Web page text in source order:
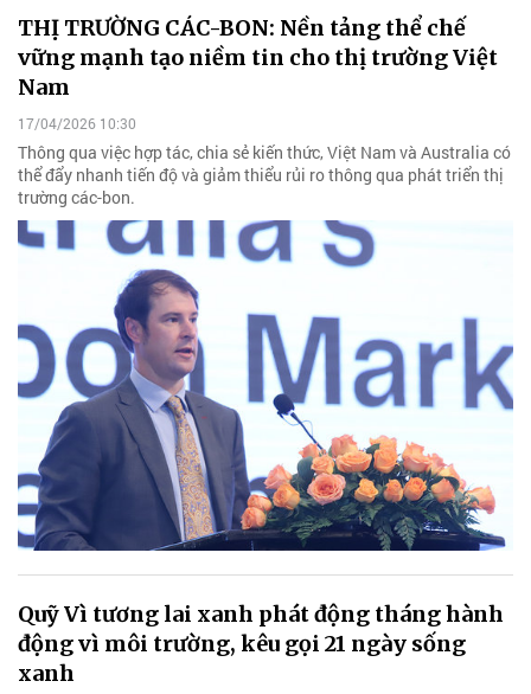
THỊ TRƯỜNG CÁC-BON: Nền tảng thể chế
vững mạnh tạo niềm tin cho thị trường Việt
Nam
17/04/2026 10:30
Thông qua việc hợp tác, chia sẻ kiến thức, Việt Nam và Australia có
thể đẩy nhanh tiến độ và giảm thiểu rủi ro thông qua phát triển thị
trường các-bon.
Quỹ Vì tương lai xanh phát động tháng hành
động vì môi trường, kêu gọi 21 ngày sống
xanh